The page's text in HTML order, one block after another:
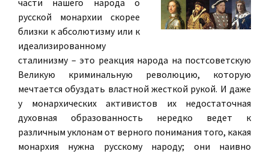
части нашего народа о
русской монархии скорее
близки к абсолютизму или к
идеализированному
сталинизму – это реакция народа на постсоветскую
Великую криминальную революцию, которую
мечтается обуздать властной жесткой рукой. И даже
у монархических активистов их недостаточная
духовная образованность нередко ведет к
различным уклонам от верного понимания того, какая
монархия нужна русскому народу; они наивно